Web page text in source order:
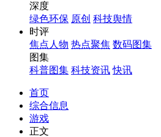
深度
绿色环保 原创 科技舆情
时评
焦点人物 热点聚焦 数码图集
图集
科普图集 科技资讯 快讯
首页
综合信息
游戏
正文